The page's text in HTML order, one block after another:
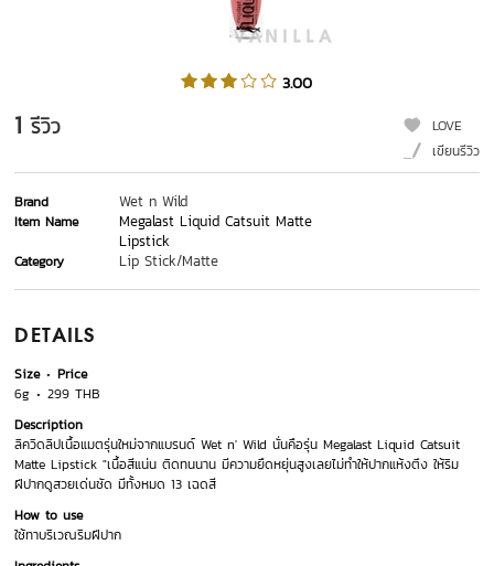
3.00
1 รีวิว
LOVE
เขียนรีวิว
Brand Wet n Wild
Item Name
Megalast Liquid Catsuit Matte
Lipstick
Category Lip Stick/Matte
DETAILS
Size
Price
6g
299 THB
Description
ลิควิดลิปเนื้อแมตรุ่นใหม่จากแบรนด์ Wet n' Wild นั่นคือรุ่น Megalast Liquid Catsuit
Matte Lipstick "เนื้อสีแน่น ติดทนนาน มีความยืดหยุ่นสูงเลยไม่ทำให้ปากแห้งตึง ให้ริม
ฝีปากดูสวยเด่นชัด มีทั้งหมด 13 เฉดสี
How to use
ใช้ทาบริเวณริมฝีปาก